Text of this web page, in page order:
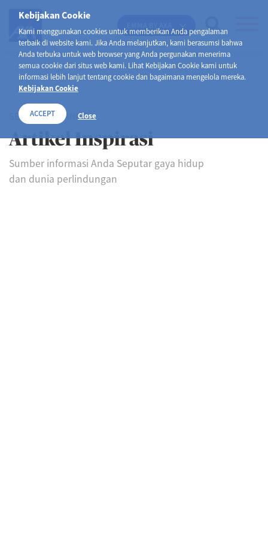
Kebijakan Cookie
Kami menggunakan cookies untuk memberikan Anda pengalaman
terbaik di website kami. Jika Anda melanjutkan, kami berasumsi bahwa
Anda terbuka untuk web browser yang Anda pergunakan menerima
semua cookie dari situs web kami. Lihat Kebijakan Cookie kami untuk
informasi lebih lanjut tentang cookie dan bagaimana mengelola mereka.
Kebijakan Cookie
ACCEPT Close
SELAMAT DATANG DI
Artikel Inspirasi
Sumber informasi Anda Seputar gaya hidup
dan dunia perlindungan